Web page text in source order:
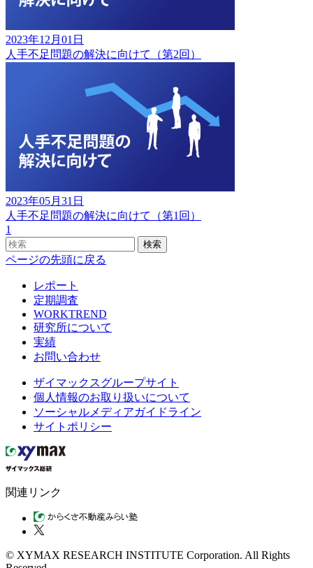
2023年12月01日
人手不足問題の解決に向けて（第2回）
2023年05月31日
人手不足問題の解決に向けて（第1回）
1
検索
ページの先頭に戻る
レポート
定期調査
WORKTREND
研究所について
実績
お問い合わせ
ザイマックスグループサイト
個人情報のお取り扱いについて
ソーシャルメディアガイドライン
サイトポリシー
関連リンク
© XYMAX RESEARCH INSTITUTE Corporation. All Rights